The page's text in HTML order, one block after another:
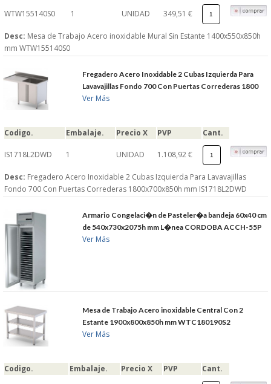
WTW155140S0 1 UNIDAD 349,51 €
Desc: Mesa de Trabajo Acero inoxidable Mural Sin Estante 1400x550x850h
mm WTW155140S0
Fregadero Acero Inoxidable 2 Cubas Izquierda Para
Lavavajillas Fondo 700 Con Puertas Correderas 1800
Ver Más
Codigo. Embalaje. Precio X PVP Cant.
IS1718L2DWD 1 UNIDAD 1.108,92 €
Desc: Fregadero Acero Inoxidable 2 Cubas Izquierda Para Lavavajillas
Fondo 700 Con Puertas Correderas 1800x700x850h mm IS1718L2DWD
Armario Congelaci�n de Pasteler�a bandeja 60x40 cm
de 540x730x2075h mm L�nea CORDOBA ACCH-55P
Ver Más
Mesa de Trabajo Acero inoxidable Central Con 2
Estante 1900x800x850h mm WTC180190S2
Ver Más
Codigo. Embalaje. Precio X PVP Cant.